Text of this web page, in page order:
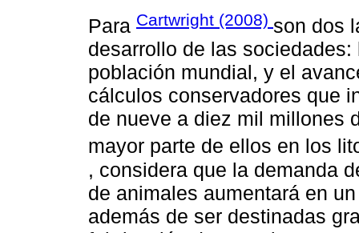
Para Cartwright (2008) son dos
desarrollo de las
población mundial, y el
cálculos conservadores que
de nueve a diez mil millones
mayor parte de ellos en los
, considera que la demanda
de animales aumentará en
además de ser destinadas